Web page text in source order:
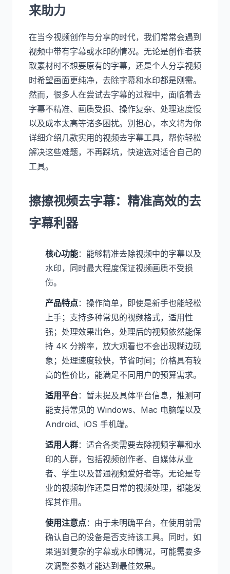
来助力
在当今视频创作与分享的时代，我们常常会遇到
视频中带有字幕或水印的情况。无论是创作者获
取素材时不想要原有的字幕，还是个人分享视频
时希望画面更纯净，去除字幕和水印都是刚需。
然而，很多人在尝试去字幕的过程中，面临着去
字幕不精准、画质受损、操作复杂、处理速度慢
以及成本太高等诸多困扰。别担心，本文将为你
详细介绍几款实用的视频去字幕工具，帮你轻松
解决这些难题，不再踩坑，快速选对适合自己的
工具。
擦擦视频去字幕：精准高效的去
字幕利器
核心功能：能够精准去除视频中的字幕以及
水印，同时最大程度保证视频画质不受损
伤。
产品特点：操作简单，即使是新手也能轻松
上手；支持多种常见的视频格式，适用性
强；处理效果出色，处理后的视频依然能保
持 4K 分辨率，放大观看也不会出现糊边现
象；处理速度较快，节省时间；价格具有较
高的性价比，能满足不同用户的预算需求。
适用平台：暂未提及具体平台信息，推测可
能支持常见的 Windows、Mac 电脑端以及
Android、iOS 手机端。
适用人群：适合各类需要去除视频字幕和水
印的人群，包括视频创作者、自媒体从业
者、学生以及普通视频爱好者等。无论是专
业的视频制作还是日常的视频处理，都能发
挥其作用。
使用注意点：由于未明确平台，在使用前需
确认自己的设备是否支持该工具。同时，如
果遇到复杂的字幕或水印情况，可能需要多
次调整参数才能达到最佳效果。